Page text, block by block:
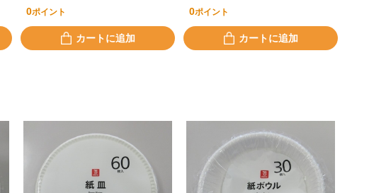
0ポイント
カートに追加
0ポイント
カートに追加